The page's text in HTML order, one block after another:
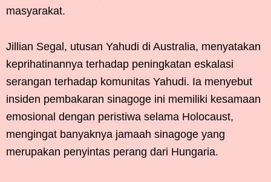
masyarakat.
Jillian Segal, utusan Yahudi di Australia, menyatakan
keprihatinannya terhadap peningkatan eskalasi
serangan terhadap komunitas Yahudi. Ia menyebut
insiden pembakaran sinagoge ini memiliki kesamaan
emosional dengan peristiwa selama Holocaust,
mengingat banyaknya jamaah sinagoge yang
merupakan penyintas perang dari Hungaria.